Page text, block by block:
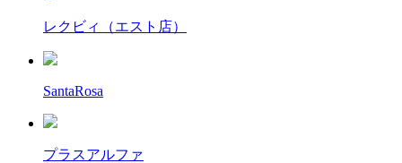
レクビィ（エスト店）
SantaRosa
プラスアルファ